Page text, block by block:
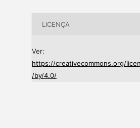
LICENÇA
Ver:
https://creativecommons.org/
/by/4.0/